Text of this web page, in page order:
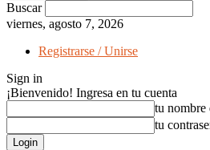
Buscar
viernes, agosto 7, 2026
Registrarse / Unirse
Sign in
¡Bienvenido! Ingresa en tu cuenta
tu nombre
tu